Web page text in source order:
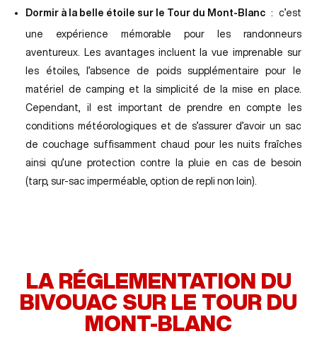
Dormir à la belle étoile sur le Tour du Mont-Blanc : c’est
une expérience mémorable pour les randonneurs
aventureux. Les avantages incluent la vue imprenable sur
les étoiles, l’absence de poids supplémentaire pour le
matériel de camping et la simplicité de la mise en place.
Cependant, il est important de prendre en compte les
conditions météorologiques et de s’assurer d’avoir un sac
de couchage suffisamment chaud pour les nuits fraîches
ainsi qu’une protection contre la pluie en cas de besoin
(tarp, sur-sac imperméable, option de repli non loin).
LA RÉGLEMENTATION DU
BIVOUAC SUR LE TOUR DU
MONT-BLANC